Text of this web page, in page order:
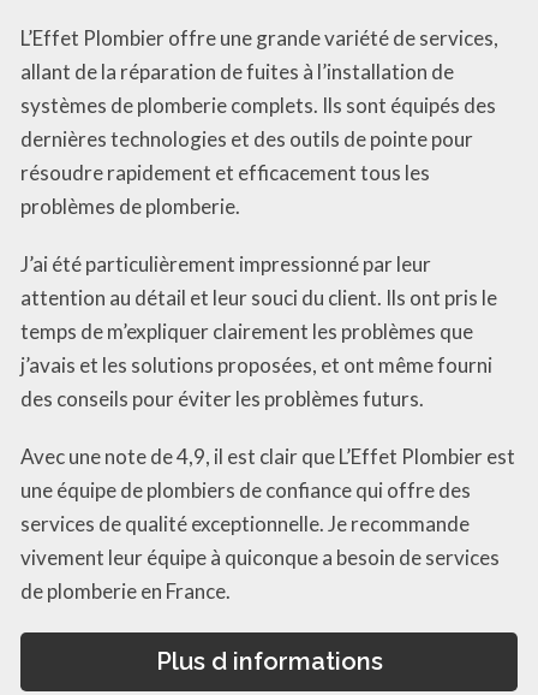
L’Effet Plombier offre une grande variété de services,
allant de la réparation de fuites à l’installation de
systèmes de plomberie complets. Ils sont équipés des
dernières technologies et des outils de pointe pour
résoudre rapidement et efficacement tous les
problèmes de plomberie.
J’ai été particulièrement impressionné par leur
attention au détail et leur souci du client. Ils ont pris le
temps de m’expliquer clairement les problèmes que
j’avais et les solutions proposées, et ont même fourni
des conseils pour éviter les problèmes futurs.
Avec une note de 4,9, il est clair que L’Effet Plombier est
une équipe de plombiers de confiance qui offre des
services de qualité exceptionnelle. Je recommande
vivement leur équipe à quiconque a besoin de services
de plomberie en France.
Plus d informations